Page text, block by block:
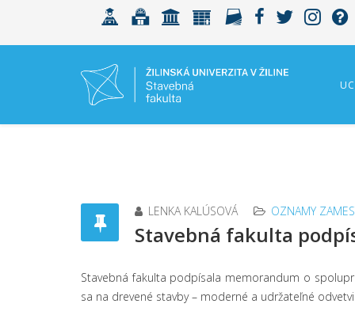
LENKA KALÚSOVÁ OZNAMY
Stavebná fakulta
Stavebná fakulta podpísala memorandum o
sa na drevené stavby – moderné a udržateľné